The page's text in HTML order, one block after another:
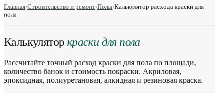
Главная›Строительство и ремонт›Полы›Калькулятор расхода краски для
пола
Калькулятор краски для пола
Рассчитайте точный расход краски для пола по площади,
количество банок и стоимость покраски. Акриловая,
эпоксидная, полиуретановая, алкидная и резиновая краска.